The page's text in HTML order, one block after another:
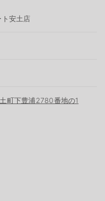
安土店
町下豊浦2780番地の1